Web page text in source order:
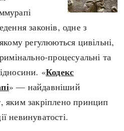
Хронологія
Античні часи
Темні віки
Високе Середньовіччя
Пізнє Середньовіччя
Нова історія
Новітня історія
Наш час
законів, одне з
регулюються цивільні,
процесуальні та
«Кодекс
» — найдавніший
яким закріплено принцип
невинуватості.